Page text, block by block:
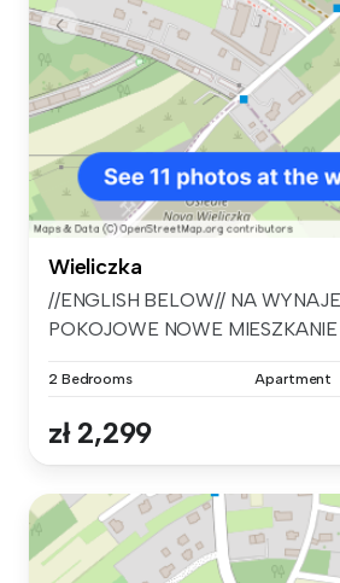
Wieliczka
//ENGLISH BELOW// NA
POKOJOWE NOWE MIESZKANIE
2 Bedrooms Apartment
zł 2,299